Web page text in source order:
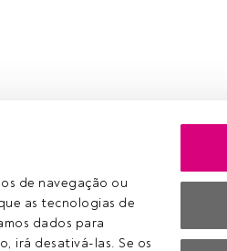
de navegação ou
as tecnologias de
dados para
irá desativá-las. Se os